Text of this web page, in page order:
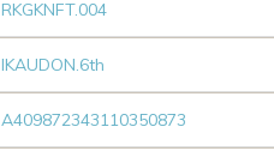
RKGKNFT.004
IKAUDON.6th
A409872343110350873